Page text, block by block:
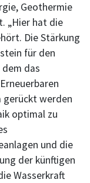
Geothermie
„Hier hat die
Die Stärkung
für den
das
gerückt werden
optimal zu
und die
der künftigen
Wasserkraft